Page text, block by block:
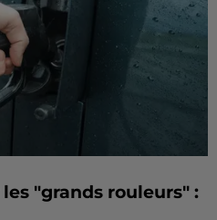
"grands rouleurs" :